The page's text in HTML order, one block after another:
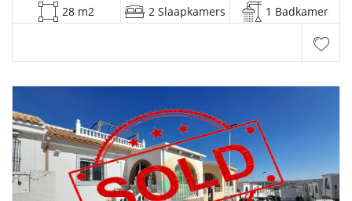
28 m2 2 Slaapkamers 1 Badkamer